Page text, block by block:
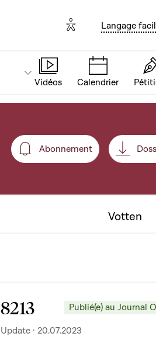
OptionsLangage
Vidéos Calendrier
Abonnement
Abonnement
Votten
8213 Publié(e) au Journal
Update · 20.07.2023